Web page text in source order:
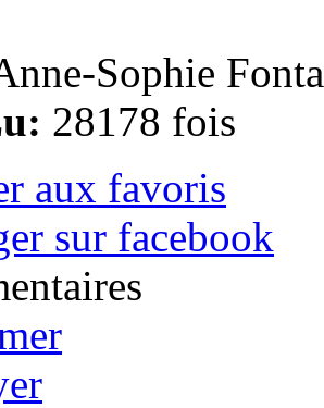
Sophie
28178 fois
aux favoris
sur facebook